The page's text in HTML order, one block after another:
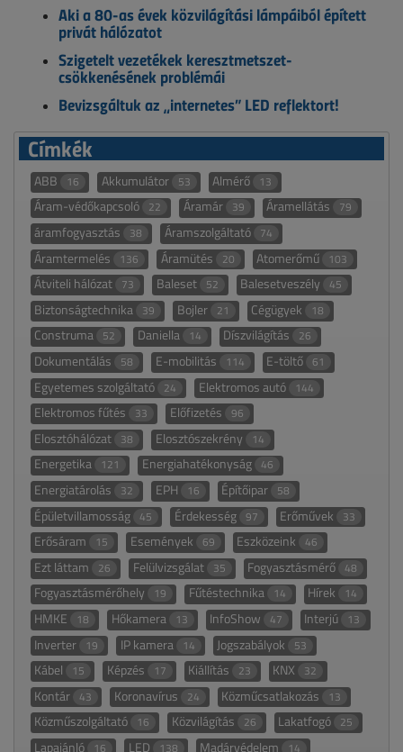
Aki a 80-as évek közvilágítási lámpáiból épített
privát hálózatot
Szigetelt vezetékek keresztmetszet-
csökkenésének problémái
Bevizsgáltuk az „internetes” LED reflektort!
Címkék
ABB 16 Akkumulátor 53 Almérő 13
Áram-védőkapcsoló 22 Áramár 39 Áramellátás 79
áramfogyasztás 38 Áramszolgáltató 74
Áramtermelés 136 Áramütés 20 Atomerőmű 103
Átviteli hálózat 73 Baleset 52 Balesetveszély 45
Biztonságtechnika 39 Bojler 21 Cégügyek 18
Construma 52 Daniella 14 Díszvilágítás 26
Dokumentálás 58 E-mobilitás 114 E-töltő 61
Egyetemes szolgáltató 24 Elektromos autó 144
Elektromos fűtés 33 Előfizetés 96
Elosztóhálózat 38 Elosztószekrény 14
Energetika 121 Energiahatékonyság 46
Energiatárolás 32 EPH 16 Építőipar 58
Épületvillamosság 45 Érdekesség 97 Erőművek 33
Erősáram 15 Események 69 Eszközeink 46
Ezt láttam 26 Felülvizsgálat 35 Fogyasztásmérő 48
Fogyasztásmérőhely 19 Fűtéstechnika 14 Hírek 14
HMKE 18 Hőkamera 13 InfoShow 47 Interjú 13
Inverter 19 IP kamera 14 Jogszabályok 53
Kábel 15 Képzés 17 Kiállítás 23 KNX 32
Kontár 43 Koronavírus 24 Közműcsatlakozás 13
Közműszolgáltató 16 Közvilágítás 26 Lakatfogó 25
Lapajánló 16 LED 138 Madárvédelem 14